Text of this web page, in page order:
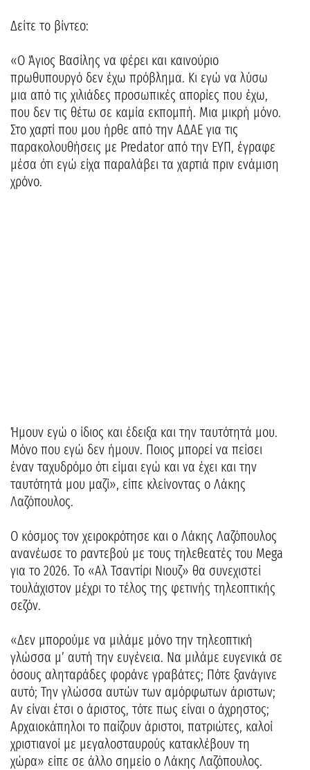
Δείτε το βίντεο:
«Ο Άγιος Βασίλης να φέρει και καινούριο
πρωθυπουργό δεν έχω πρόβλημα. Κι εγώ να λύσω
μια από τις χιλιάδες προσωπικές απορίες που έχω,
που δεν τις θέτω σε καμία εκπομπή. Μια μικρή μόνο.
Στο χαρτί που μου ήρθε από την ΑΔΑΕ για τις
παρακολουθήσεις με Predator από την ΕΥΠ, έγραφε
μέσα ότι εγώ είχα παραλάβει τα χαρτιά πριν ενάμιση
χρόνο.
Ήμουν εγώ ο ίδιος και έδειξα και την ταυτότητά μου.
Μόνο που εγώ δεν ήμουν. Ποιος μπορεί να πείσει
έναν ταχυδρόμο ότι είμαι εγώ και να έχει και την
ταυτότητά μου μαζί», είπε κλείνοντας ο Λάκης
Λαζόπουλος.
Ο κόσμος τον χειροκρότησε και ο Λάκης Λαζόπουλος
ανανέωσε το ραντεβού με τους τηλεθεατές του Mega
για το 2026. Το «Αλ Τσαντίρι Νιουζ» θα συνεχιστεί
τουλάχιστον μέχρι το τέλος της φετινής τηλεοπτικής
σεζόν.
«Δεν μπορούμε να μιλάμε μόνο την τηλεοπτική
γλώσσα μ’ αυτή την ευγένεια. Να μιλάμε ευγενικά σε
όσους αληταράδες φοράνε γραβάτες; Πότε ξανάγινε
αυτό; Την γλώσσα αυτών των αμόρφωτων άριστων;
Αν είναι έτσι ο άριστος, τότε πως είναι ο άχρηστος;
Αρχαιοκάπηλοι το παίζουν άριστοι, πατριώτες, καλοί
χριστιανοί με μεγαλοσταυρούς κατακλέβουν τη
χώρα» είπε σε άλλο σημείο ο Λάκης Λαζόπουλος.